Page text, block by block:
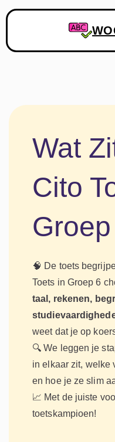
Wat
Cito
🧠 De toets
Toets in Groep 6
taal, rekenen,
weet dat je op
🔍 We leggen je
in elkaar zit, welke
en hoe je ze slim
📈 Met de juiste
toetskampioen!